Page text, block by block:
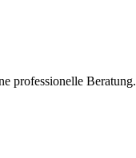
professionelle Beratung.